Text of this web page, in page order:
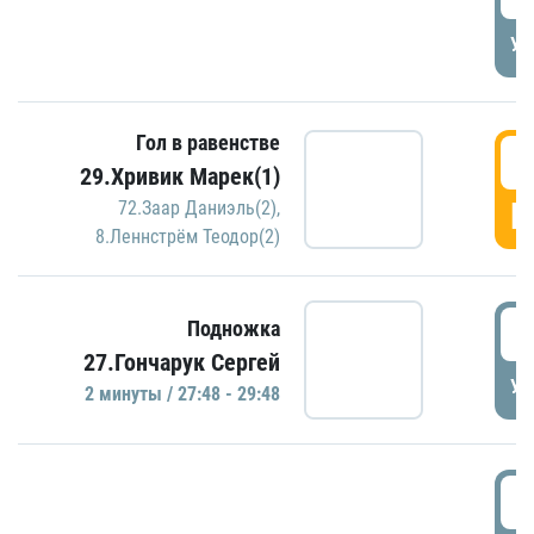
Гол в равенстве
29.Хривик Марек(1)
72.Заар Даниэль(2),
8.Леннстрём Теодор(2)
Подножка
27.Гончарук Сергей
2 минуты / 27:48 - 29:48